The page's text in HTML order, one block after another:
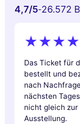
4,7/5-26.572
Das Ticket für
bestellt und
nach
nächsten
nicht gleich
Ausstellung.